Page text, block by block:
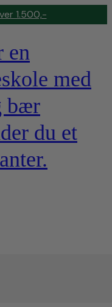
1.500,-
en
med
bær
du et